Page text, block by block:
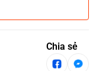
Chia sẻ